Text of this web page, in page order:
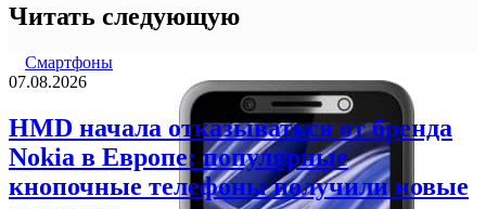
Читать следующую
Смартфоны
07.08.2026
HMD начала отказываться от бренда
Nokia в Европе: популярные
кнопочные телефоны получили новые